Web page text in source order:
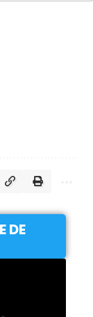
DE